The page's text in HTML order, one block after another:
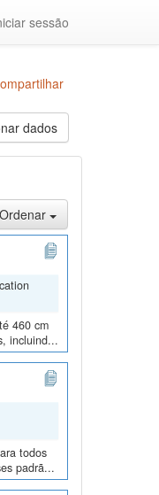
sessão
dados
Ordenar
460 cm
incluind...
todos
padrã...